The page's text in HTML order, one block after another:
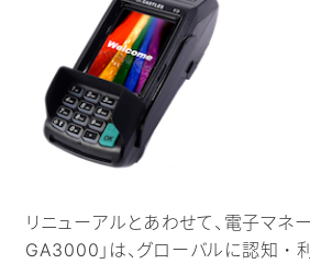
リニューアルとあわせて、電子マネ
GA3000」は、グローバルに認知・